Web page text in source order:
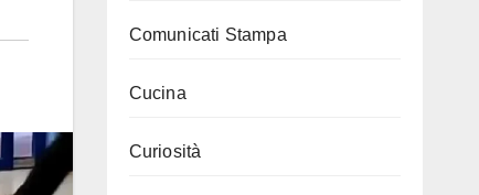
Comunicati Stampa
Cucina
Curiosità